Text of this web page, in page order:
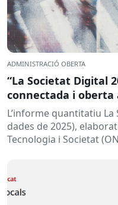
ADMINISTRACIÓ OBERTA
“La Societat Digital
connectada i oberta
L’informe quantitatiu
dades de 2025),
Tecnologia i Societat